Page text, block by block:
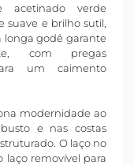
acetinado verde
e brilho sutil,
longa godê garante
com pregas
um caimento
modernidade ao
e nas costas
O laço no
removível para